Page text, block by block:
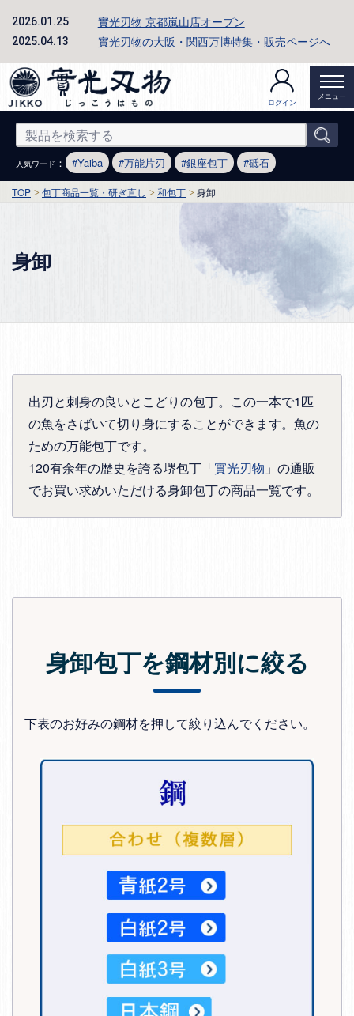
2026.01.25 實光刃物 京都嵐山店オープン
2025.04.13 實光刃物の大阪・関西万博特集・販売ページへ
ログイン
メニュー
人気ワード ： Yaiba 万能片刃 銀座包丁 砥石
TOP 包丁商品一覧・研ぎ直し 和包丁 身卸
身卸
出刃と刺身の良いとこどりの包丁。この一本で1匹
の魚をさばいて切り身にすることができます。魚の
ための万能包丁です。
120有余年の歴史を誇る堺包丁「實光刃物 」の通販
でお買い求めいただける身卸包丁の商品一覧です。
身卸包丁を鋼材別に絞る
下表のお好みの鋼材を押して絞り込んでください。